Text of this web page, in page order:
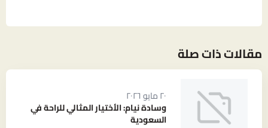
مقالات ذات صلة
٢٠ مايو ٢٠٢٦
وسادة نيام: الأختيار المثالي للراحة في
السعودية